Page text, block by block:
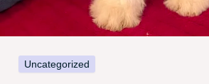
Uncategorized